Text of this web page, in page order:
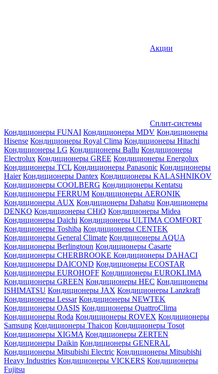
Акции
Сплит-системы
Кондиционеры FUNAI Кондиционеры MDV Кондиционеры
Hisense Кондиционеры Royal Clima Кондиционеры Hitachi
Кондиционеры LG Кондиционеры Ballu Кондиционеры
Electrolux Кондиционеры GREE Кондиционеры Energolux
Кондиционеры TCL Кондиционеры Panasonic Кондиционеры
Haier Кондиционеры Dantex Кондиционеры KALASHNIKOV
Кондиционеры СOOLBERG Кондиционеры Kentatsu
Кондиционеры FERRUM Кондиционеры AERONIK
Кондиционеры AUX Кондиционеры Dahatsu Кондиционеры
DENKO Кондиционеры CHiQ Кондиционеры Midea
Кондиционеры Daichi Кондиционеры ULTIMA COMFORT
Кондиционеры Toshiba Кондиционеры CENTEK
Кондиционеры General Climate Кондиционеры AQUA
Кондиционеры Berlingtoun Кондиционеры Casarte
Кондиционеры CHERBROOKE Кондиционеры DAHACI
Кондиционеры DAICOND Кондиционеры ECOSTAR
Кондиционеры EUROHOFF Кондиционеры EUROKLIMA
Кондиционеры GREEN Кондиционеры HEC Кондиционеры
ISHIMATSU Кондиционеры JAX Кондиционеры Lanzkraft
Кондиционеры Lessar Кондиционеры NEWTEK
Кондиционеры OASIS Кондиционеры QuattroClima
Кондиционеры Roda Кондиционеры ROVEX Кондиционеры
Samsung Кондиционеры Thaicon Кондиционеры Tosot
Кондиционеры XIGMA Кондиционеры ZERTEN
Кондиционеры Daikin Кондиционеры GENERAL
Кондиционеры Mitsubishi Electric Кондиционеры Mitsubishi
Heavy Industries Кондиционеры VICKERS Кондиционеры
Fujitsu